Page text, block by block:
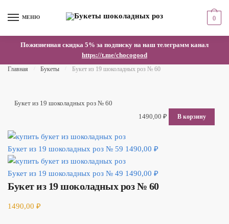
МЕНЮ 0
Пожизненная скидка 5% за подписку на наш телеграмм канал
https://t.me/chocogood
Главная Букеты Букет из 19 шоколадных роз № 60
Букет из 19 шоколадных роз № 60
1490,00₽ В корзину
Букет из 19 шоколадных роз № 59 1490,00 ₽
Букет из 19 шоколадных роз № 49 1490,00 ₽
Букет из 19 шоколадных роз № 60
1490,00 ₽